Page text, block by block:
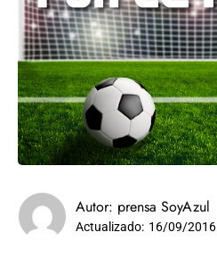
Autor: prensa SoyAzul
Actualizado: 16/09/2016